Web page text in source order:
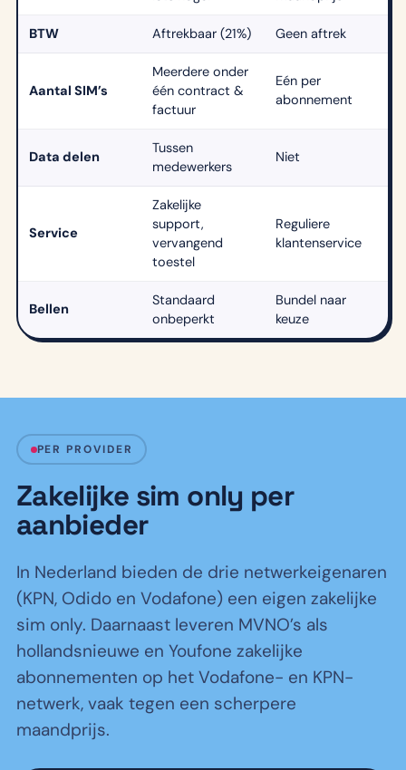
BTW Aftrekbaar (21%) Geen aftrek
Aantal SIM’s
Meerdere onder
één contract &
factuur
Eén per
abonnement
Data delen
Tussen
medewerkers
Niet
Service
Zakelijke
support,
vervangend
toestel
Reguliere
klantenservice
Bellen
Standaard
onbeperkt
Bundel naar
keuze
PER PROVIDER
Zakelijke sim only per
aanbieder
In Nederland bieden de drie netwerkeigenaren
(KPN, Odido en Vodafone) een eigen zakelijke
sim only. Daarnaast leveren MVNO’s als
hollandsnieuwe en Youfone zakelijke
abonnementen op het Vodafone- en KPN-
netwerk, vaak tegen een scherpere
maandprijs.